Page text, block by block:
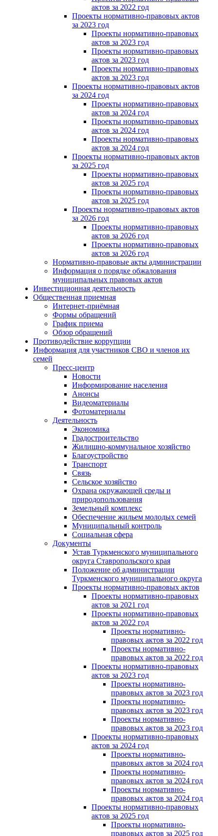
актов за 2022 год
Проекты нормативно-правовых актов
за 2023 год
Проекты нормативно-правовых
актов за 2023 год
Проекты нормативно-правовых
актов за 2023 год
Проекты нормативно-правовых
актов за 2023 год
Проекты нормативно-правовых актов
за 2024 год
Проекты нормативно-правовых
актов за 2024 год
Проекты нормативно-правовых
актов за 2024 год
Проекты нормативно-правовых
актов за 2024 год
Проекты нормативно-правовых актов
за 2025 год
Проекты нормативно-правовых
актов за 2025 год
Проекты нормативно-правовых
актов за 2025 год
Проекты нормативно-правовых актов
за 2026 год
Проекты нормативно-правовых
актов за 2026 год
Проекты нормативно-правовых
актов за 2026 год
Нормативно-правовые акты администрации
Информация о порядке обжалования
муниципальных правовых актов
Инвестиционная деятельность
Общественная приемная
Интернет-приёмная
Формы обращений
График приема
Обзор обращений
Противодействие коррупции
Информация для участников СВО и членов их
семей
Пресс-центр
Новости
Информирование населения
Анонсы
Видеоматериалы
Фотоматериалы
Деятельность
Экономика
Градостроительство
Жилищно-коммунальное хозяйство
Благоустройство
Транспорт
Связь
Сельское хозяйство
Охрана окружающей среды и
природопользования
Земельный комплекс
Обеспечение жильем молодых семей
Муниципальный контроль
Социальная сфера
Документы
Устав Туркменского муниципального
округа Ставропольского края
Положение об администрации
Туркменского муниципального округа
Проекты нормативно-правовых актов
Проекты нормативно-правовых
актов за 2021 год
Проекты нормативно-правовых
актов за 2022 год
Проекты нормативно-
правовых актов за 2022 год
Проекты нормативно-
правовых актов за 2022 год
Проекты нормативно-правовых
актов за 2023 год
Проекты нормативно-
правовых актов за 2023 год
Проекты нормативно-
правовых актов за 2023 год
Проекты нормативно-
правовых актов за 2023 год
Проекты нормативно-правовых
актов за 2024 год
Проекты нормативно-
правовых актов за 2024 год
Проекты нормативно-
правовых актов за 2024 год
Проекты нормативно-
правовых актов за 2024 год
Проекты нормативно-правовых
актов за 2025 год
Проекты нормативно-
правовых актов за 2025 год